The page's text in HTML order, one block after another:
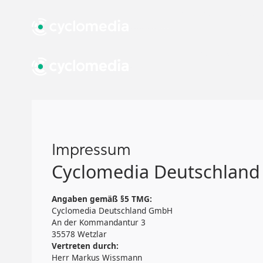
Impressum
Cyclomedia
Angaben gemäß §5 TMG:
Cyclomedia Deutschland GmbH
An der Kommandantur 3
35578 Wetzlar
Vertreten durch:
Herr Markus Wissmann